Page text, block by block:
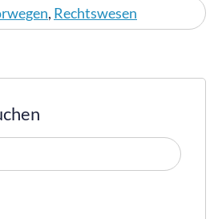
, Rechtswesen